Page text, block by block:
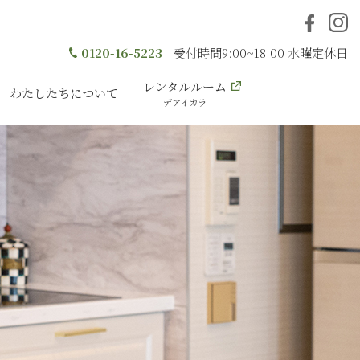
0120-16-5223 受付時間9:00~18:00 水曜定休日
わたしたちについて レンタルルーム
デアイカラ